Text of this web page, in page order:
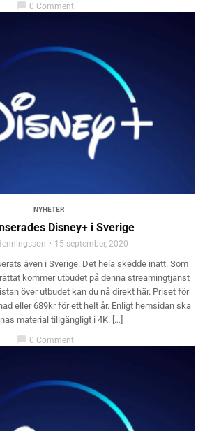
0 Comment
NYHETER
Disney+ i Sverige
15 september, 2020
även i Sverige. Det hela skedde inatt. Som
kommer utbudet på denna streamingtjänst
över utbudet kan du nå direkt här. Priset för
eller 689kr för ett helt år. Enligt hemsidan ska
material tillgängligt i 4K. […]
0 Comment